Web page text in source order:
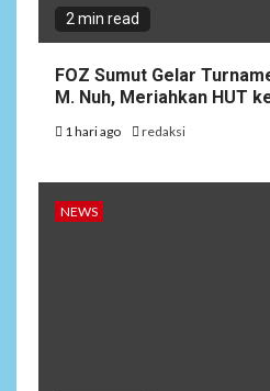
2 min read
FOZ Sumut Gelar
M. Nuh, Meriahkan HUT
1 hari ago redaksi
NEWS